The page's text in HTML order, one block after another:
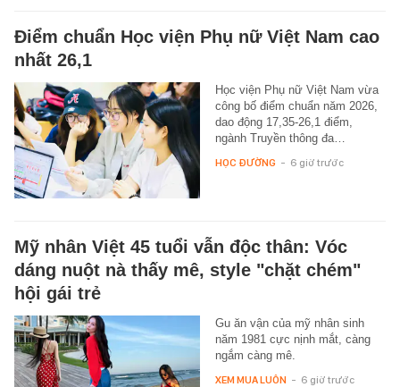
Điểm chuẩn Học viện Phụ nữ Việt Nam cao
nhất 26,1
Học viện Phụ nữ Việt Nam vừa
công bố điểm chuẩn năm 2026,
dao động 17,35-26,1 điểm,
ngành Truyền thông đa…
HỌC ĐƯỜNG - 6 giờ trước
Mỹ nhân Việt 45 tuổi vẫn độc thân: Vóc
dáng nuột nà thấy mê, style "chặt chém"
hội gái trẻ
Gu ăn vận của mỹ nhân sinh
năm 1981 cực nịnh mắt, càng
ngắm càng mê.
XEM MUA LUÔN - 6 giờ trước